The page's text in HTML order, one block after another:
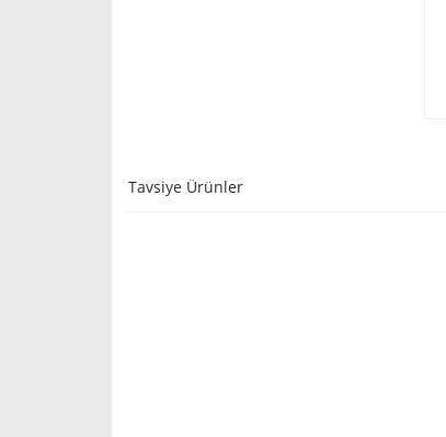
Tavsiye Ürünler